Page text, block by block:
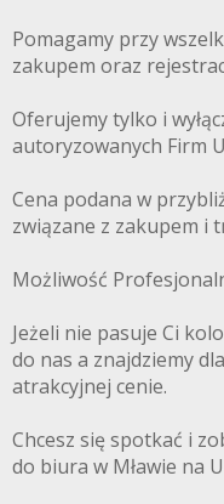
Pomagamy przy
zakupem oraz
Oferujemy tylko i
autoryzowanych Firm
Cena podana w
związane z zakupem i
Możliwość
Jeżeli nie pasuje Ci
do nas a znajdziemy
atrakcyjnej cenie.
Chcesz się spotkać i
do biura w Mławie na